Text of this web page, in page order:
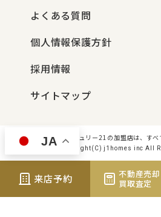
よくある質問
個人情報保護方針
採用情報
サイトマップ
センチュリー21の加盟店は、す
Copyright(C) j1homes inc All
来店予約
不動産売却
買取査定
JA